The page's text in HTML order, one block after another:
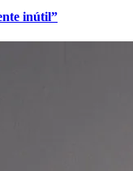
inútil”